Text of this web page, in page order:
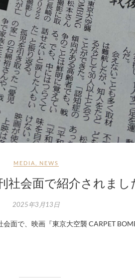
MEDIA NEWS
社会面で紹介されまし
2025年3月13日
会面で、映画『東京大空襲 CARPET